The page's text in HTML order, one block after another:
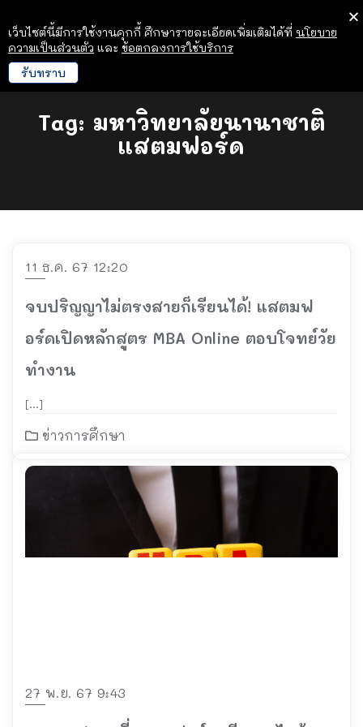
Tag: มหาวิทยาลัยนานาชาติ
แสตมฟอร์ด
11 ธ.ค. 67 12:20
จบปริญญาไม่ตรงสายก็เรียนได้! แสตมฟ
อร์ดเปิดหลักสูตร MBA Online ตอบโจทย์วัย
ทำงาน
[…]
ข่าวการศึกษา
27 พ.ย. 67 9:43
เว็บไซต์นี้มีการใช้งานคุกกี้ ศึกษารายละเอียดเพิ่มเติมได้ที่ นโยบาย
ความเป็นส่วนตัว และ ข้อตกลงการใช้บริการ
รับทราบ